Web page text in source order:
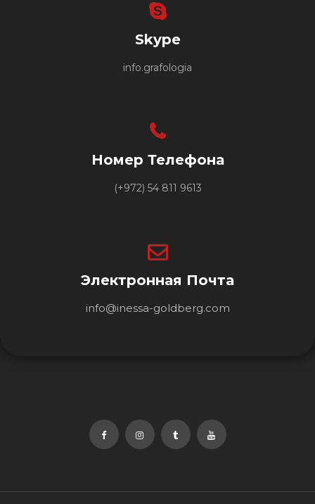
Skype
info.grafologia
Номер Телефона
(+972) 54 811 9613
Электронная Почта
info@inessa-goldberg.com